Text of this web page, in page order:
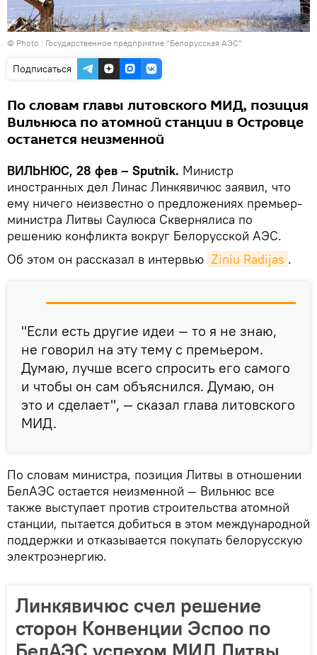
© Photo : Государственное предприятие "Белорусская АЭС"
Подписаться
По словам главы литовского МИД, позиция
Вильнюса по атомной станции в Островце
останется неизменной
ВИЛЬНЮС, 28 фев – Sputnik. Министр
иностранных дел Линас Линкявичюс заявил, что
ему ничего неизвестно о предложениях премьер-
министра Литвы Саулюса Сквернялиса по
решению конфликта вокруг Белорусской АЭС.
Об этом он рассказал в интервью Ziniu Radijas .
"Если есть другие идеи — то я не знаю,
не говорил на эту тему с премьером.
Думаю, лучше всего спросить его самого
и чтобы он сам объяснился. Думаю, он
это и сделает", — сказал глава литовского
МИД.
По словам министра, позиция Литвы в отношении
БелАЭС остается неизменной — Вильнюс все
также выступает против строительства атомной
станции, пытается добиться в этом международной
поддержки и отказывается покупать белорусскую
электроэнергию.
Линкявичюс счел решение
сторон Конвенции Эспоо по